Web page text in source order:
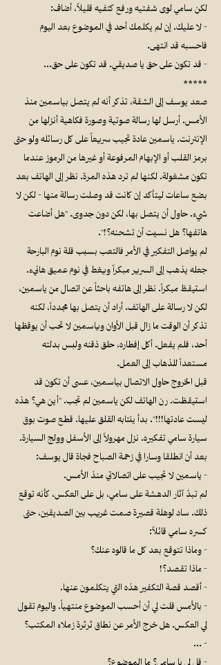
لكن سامي لوى شفتيه ورفع كتفيه قليلاً، أضاف:
- لا عليك. إن لم يكلمك أحد في الموضوع بعد اليوم
فاحسبه قد انتهى.
- قد تكون على حق يا صديقي. قد تكون على حق...
*****
صعد يوسف إلى الشقة، تذكر أنه لم يتصل بياسمين منذ
الأمس. أرسل لها رسالة صوتية وصورة فكاهية أنزلها من
الإنترنت. ياسمين عادة تجيب سريعاً على كل رسائله ولو حتى
برمز القلب أو الإبهام المرفوعة أو غيرها من الرموز عندما
تكون مشغولة. لكنها لم ترد هذه المرة. نظر إلى الهاتف بعد
بضع ساعات ليتأكد إن كانت قد وصلت رسالة منها - لكن لا
شيء. حاول أن يتصل بها، لكن دون جدوى. "هل أضاعت
هاتفها؟ هل نسيت أن تشحنه؟!".
لم يواصل التفكير في الأمر فالتعب بسبب قلة نوم البارحة
جعله يذهب إلى السرير مبكراً ويغط في نوم عميق هانيء.
استيقظ مبكراً. نظر إلى هاتفه باحثاً عن اتصال من ياسمين،
لكن لا رسالة على الهاتف. أراد أن يتصل بها مجدداً، لكنه
تذكر أن الوقت ما زال قبل الأوان وياسمين لا تحب أن يوقظها
أحد، فلم يفعل. أكل إفطاره، حلق ذقنه ولبس بدلته
مستعداً للذهاب إلى العمل.
قبل الخروج حاول الاتصال بياسمين، عسى أن تكون قد
استيقظت. رن الهاتف لكن ياسمين لم تجب. "أين هي؟ هذه
ليست عادتها!!!". بدأ ينتابه القلق عليها. قطع صوت بوق
سيارة سامي تفكيره. نزل مهرولاً إلى الأسفل وولج السيارة.
بعد أن انطلقا وسارا في زحمة الصباح فجاة قال يوسف:
- ياسمين لا تجيب على اتصالاتي منذ الأمس.
لم تبدُ آثار الدهشة على سامي، بل على العكس، كأنه توقع
ذلك. ساد لوهلة قصيرة صمت غريب بين الصديقين، حتى
كسره سامي قائلاً:
- وماذا تتوقع بعد كل ما قالوه عنك؟
- ماذا تقصد؟!
- أقصد قصة التكفير هذه التي يتكلمون عنها.
- بالأمس قلت لي أن أحسب الموضوع منتهياً. واليوم تقول
لي العكس. هل خرج الأمر عن نطاق ثرثرة زملاء المكتب؟
- …